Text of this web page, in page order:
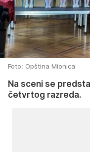
Foto: Opština Mionica
Na sceni se
četvrtog razreda.